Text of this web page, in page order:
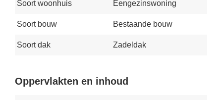
Soort woonhuis Eengezinswoning
Soort bouw Bestaande bouw
Soort dak Zadeldak
Oppervlakten en inhoud